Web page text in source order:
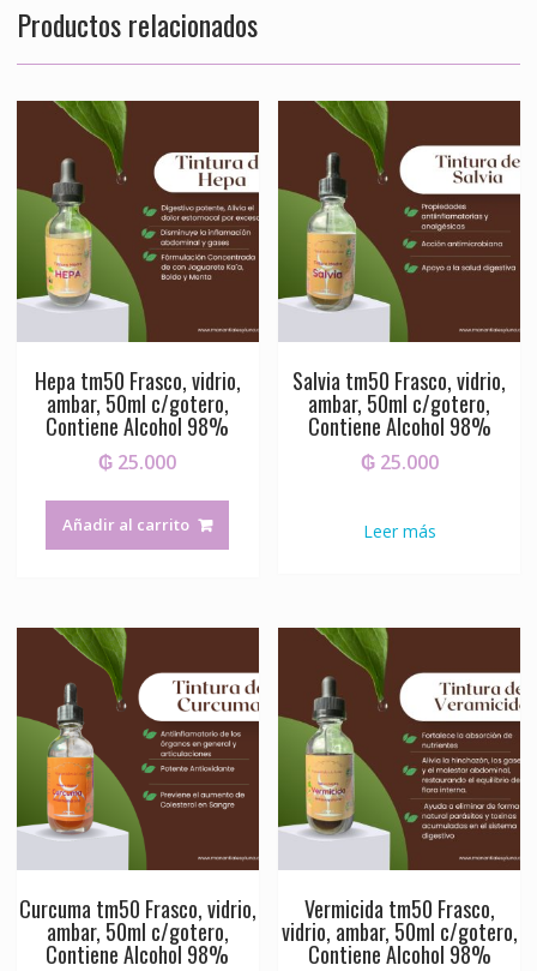
Productos relacionados
Hepa tm50 Frasco, vidrio,
ambar, 50ml c/gotero,
Contiene Alcohol 98%
₲ 25.000
Añadir al carrito
Salvia tm50 Frasco, vidrio,
ambar, 50ml c/gotero,
Contiene Alcohol 98%
₲25.000
Leer más
Curcuma tm50 Frasco, vidrio,
ambar, 50ml c/gotero,
Contiene Alcohol 98%
Vermicida tm50 Frasco,
vidrio, ambar, 50ml c/gotero,
Contiene Alcohol 98%